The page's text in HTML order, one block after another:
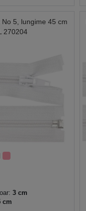
5, lungime 45 cm
270204
3 cm
cm